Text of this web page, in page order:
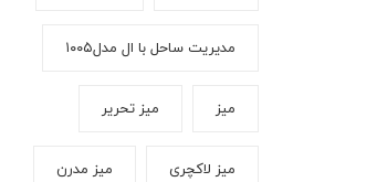
مدیریت ساحل با ال مدل۱۰۰۵
میز میز تحریر
میز لاکچری میز مدرن